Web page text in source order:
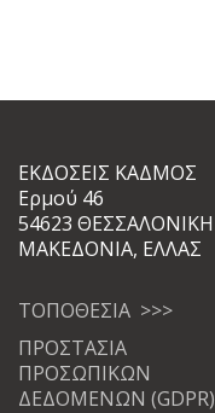
ΕΚΔΟΣΕΙΣ ΚΑΔΜΟΣ
Ερμού 46
54623 ΘΕΣΣΑΛΟΝΙΚΗ
ΜΑΚΕΔΟΝΙΑ, ΕΛΛΑΣ
ΤΟΠΟΘΕΣΙΑ >>>
ΠΡΟΣΤΑΣΙΑ
ΠΡΟΣΩΠΙΚΩΝ
ΔΕΔΟΜΕΝΩΝ (GDPR)